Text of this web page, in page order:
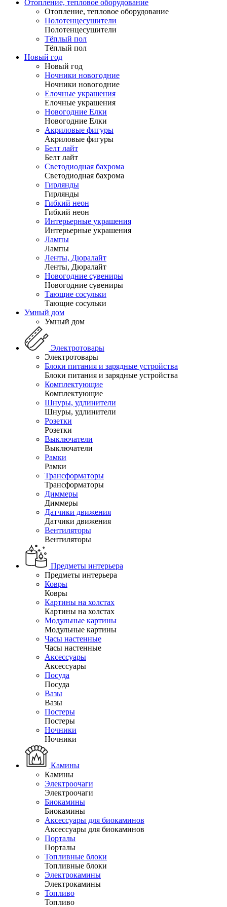
Отопление, тепловое оборудование
Отопление, тепловое оборудование
Полотенцесушители
Полотенцесушители
Тёплый пол
Тёплый пол
Новый год
Новый год
Ночники новогодние
Ночники новогодние
Елочные украшения
Елочные украшения
Новогодние Елки
Новогодние Елки
Акриловые фигуры
Акриловые фигуры
Белт лайт
Белт лайт
Светодиодная бахрома
Светодиодная бахрома
Гирлянды
Гирлянды
Гибкий неон
Гибкий неон
Интерьерные украшения
Интерьерные украшения
Лампы
Лампы
Ленты, Дюралайт
Ленты, Дюралайт
Новогодние сувениры
Новогодние сувениры
Тающие сосульки
Тающие сосульки
Умный дом
Умный дом
Электротовары
Электротовары
Блоки питания и зарядные устройства
Блоки питания и зарядные устройства
Комплектующие
Комплектующие
Шнуры, удлинители
Шнуры, удлинители
Розетки
Розетки
Выключатели
Выключатели
Рамки
Рамки
Трансформаторы
Трансформаторы
Диммеры
Диммеры
Датчики движения
Датчики движения
Вентиляторы
Вентиляторы
Предметы интерьера
Предметы интерьера
Ковры
Ковры
Картины на холстах
Картины на холстах
Модульные картины
Модульные картины
Часы настенные
Часы настенные
Аксессуары
Аксессуары
Посуда
Посуда
Вазы
Вазы
Постеры
Постеры
Ночники
Ночники
Камины
Камины
Электроочаги
Электроочаги
Биокамины
Биокамины
Аксессуары для биокаминов
Аксессуары для биокаминов
Порталы
Порталы
Топливные блоки
Топливные блоки
Электрокамины
Электрокамины
Топливо
Топливо